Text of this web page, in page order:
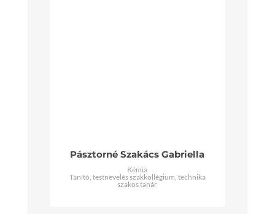
Pásztorné Szakács Gabriella
Kémia
Tanító, testnevelés szakkollégium, technika
szakos tanár